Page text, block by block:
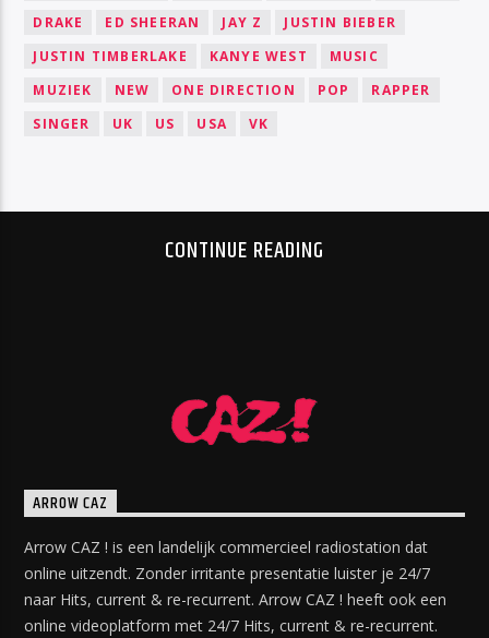
DRAKE
ED SHEERAN JAY Z
JUSTIN BIEBER
JUSTIN TIMBERLAKE
KANYE WEST
MUSIC
MUZIEK
NEW ONE DIRECTION POP
RAPPER
SINGER
UK US USA VK
CONTINUE READING
ARROW CAZ
Arrow CAZ ! is een landelijk commercieel radiostation dat
online uitzendt. Zonder irritante presentatie luister je 24/7
naar Hits, current & re-recurrent. Arrow CAZ ! heeft ook een
online videoplatform met 24/7 Hits, current & re-recurrent.